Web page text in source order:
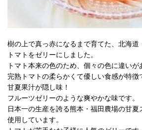
樹の上で真っ赤になるまで育てた、北海
トマトをゼリーにしました。
トマト本来の色のため、個々の色に違いが
完熟トマトの柔らかくて優しい食感が特徴
甘夏果汁が隠し味！
フルーツゼリーのような爽やかな味です。
日本一の生産を誇る熊本・福田農場の甘
使用しています。